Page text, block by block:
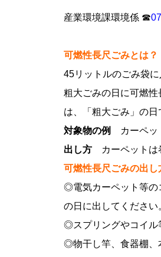
産業環境課環境係 ☎
可燃性長尺ごみとは？
45リットルのごみ袋
粗大ごみの日に可燃
は、「粗大ごみ」の
対象物の例
カーペッ
出し方 カーペットは
可燃性長尺ごみの出し
◎電気カーペット等の
の日に出してください
◎スプリングやコイル
◎物干し竿、食器棚、